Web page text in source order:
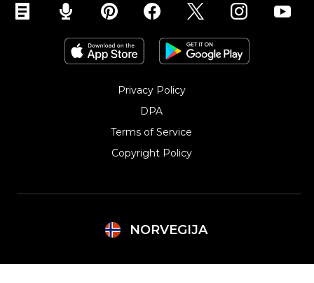
Privacy Policy
DPA
Terms of Service
Copyright Policy‎
NORVEGIJA